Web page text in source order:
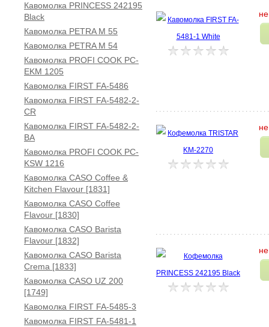
Кавомолка PRINCESS 242195
Black
Кавомолка PETRA M 55
Кавомолка PETRA M 54
Кавомолка PROFI COOK PC-
EKM 1205
Кавомолка FIRST FA-5486
Кавомолка FIRST FA-5482-2-
CR
Кавомолка FIRST FA-5482-2-
BA
Кавомолка PROFI COOK PC-
KSW 1216
Кавомолка CASO Coffee &
Kitchen Flavour [1831]
Кавомолка CASO Coffee
Flavour [1830]
Кавомолка CASO Barista
Flavour [1832]
Кавомолка CASO Barista
Crema [1833]
Кавомолка CASO UZ 200
[1749]
Кавомолка FIRST FA-5485-3
Кавомолка FIRST FA-5481-1